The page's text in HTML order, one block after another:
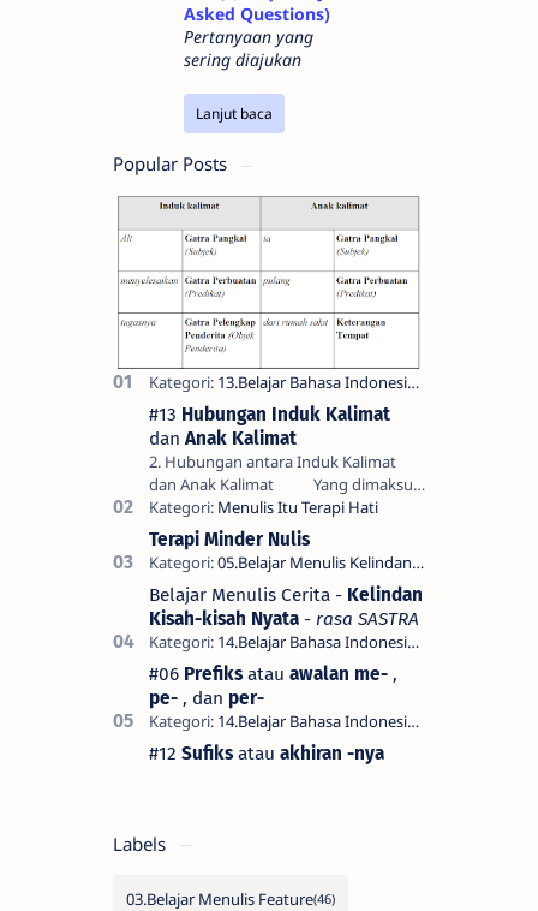
Asked Questions)
Pertanyaan yang
sering diajukan
Lanjut baca
Popular Posts
#13 Hubungan Induk Kalimat
dan Anak Kalimat
2. Hubungan antara Induk Kalimat
dan Anak Kalimat Yang dimaksud
dengan hubungan antara induk
kalimat dan anak kalimat di sini bukan
hubung…
Terapi Minder Nulis
Belajar Menulis Cerita - Kelindan
Kisah-kisah Nyata - rasa SASTRA
#06 Prefiks atau awalan me- ,
pe- , dan per-
#12 Sufiks atau akhiran -nya
Labels
03.Belajar Menulis Feature